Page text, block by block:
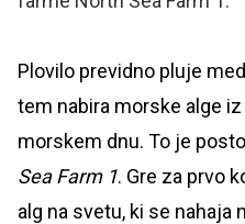
Plovilo previdno pluje
tem nabira morske alge
morskem dnu. To je
Sea Farm 1. Gre za prvo
alg na svetu, ki se nahaja